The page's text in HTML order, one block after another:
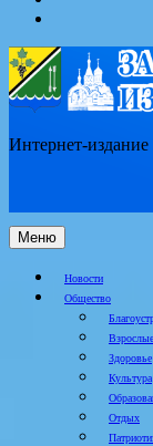
Интернет-издание
Меню
Новости
Общество
Здоровье
Культура
Отдых